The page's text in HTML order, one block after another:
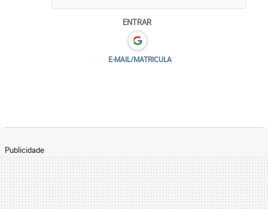
ENTRAR
E-MAIL/MATRICULA
Publicidade